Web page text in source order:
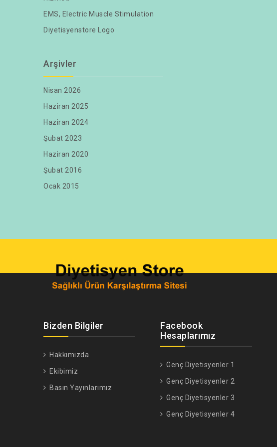
EMS, Electric Muscle Stimulation
Diyetisyenstore Logo
Arşivler
Nisan 2026
Haziran 2025
Haziran 2024
Şubat 2023
Haziran 2020
Şubat 2016
Ocak 2015
Bizden Bilgiler
Hakkımızda
Ekibimiz
Basın Yayınlarımız
Facebook
Hesaplarımız
Genç Diyetisyenler 1
Genç Diyetisyenler 2
Genç Diyetisyenler 3
Genç Diyetisyenler 4